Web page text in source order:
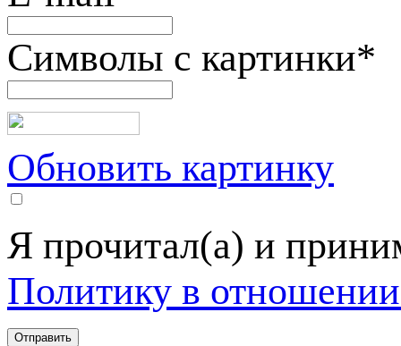
Символы с картинки*
Обновить картинку
Я прочитал(а) и
Политику в